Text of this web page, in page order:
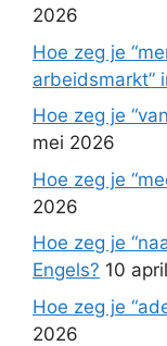
2026
Hoe zeg je
arbeidsmarkt”
Hoe zeg je
mei 2026
Hoe zeg je
2026
Hoe zeg je
Engels? 10
Hoe zeg je
2026